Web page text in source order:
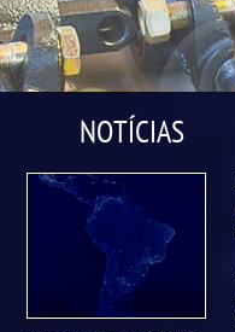
NOTÍCIAS